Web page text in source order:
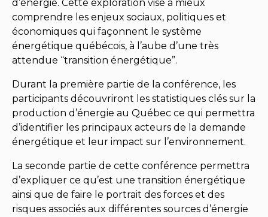
d’énergie. Cette exploration vise à mieux
comprendre les enjeux sociaux, politiques et
économiques qui façonnent le système
énergétique québécois, à l’aube d’une très
attendue “transition énergétique”.
Durant la première partie de la conférence, les
participants découvriront les statistiques clés sur la
production d’énergie au Québec ce qui permettra
d’identifier les principaux acteurs de la demande
énergétique et leur impact sur l’environnement.
La seconde partie de cette conférence permettra
d’expliquer ce qu’est une transition énergétique
ainsi que de faire le portrait des forces et des
risques associés aux différentes sources d’énergie